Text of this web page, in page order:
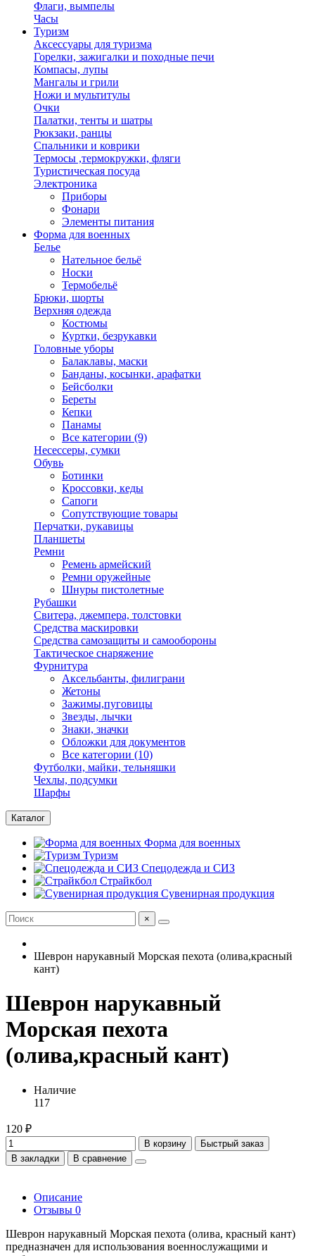
Флаги, вымпелы
Часы
Туризм
Аксессуары для туризма
Горелки, зажигалки и походные печи
Компасы, лупы
Мангалы и грили
Ножи и мультитулы
Очки
Палатки, тенты и шатры
Рюкзаки, ранцы
Спальники и коврики
Термосы ,термокружки, фляги
Туристическая посуда
Электроника
Приборы
Фонари
Элементы питания
Форма для военных
Белье
Нательное бельё
Носки
Термобельё
Брюки, шорты
Верхняя одежда
Костюмы
Куртки, безрукавки
Головные уборы
Балаклавы, маски
Банданы, косынки, арафатки
Бейсболки
Береты
Кепки
Панамы
Все категории (9)
Несессеры, сумки
Обувь
Ботинки
Кроссовки, кеды
Сапоги
Сопутствующие товары
Перчатки, рукавицы
Планшеты
Ремни
Ремень армейский
Ремни оружейные
Шнуры пистолетные
Рубашки
Свитера, джемпера, толстовки
Средства маскировки
Средства самозащиты и самообороны
Тактическое снаряжение
Фурнитура
Аксельбанты, филиграни
Жетоны
Зажимы,пуговицы
Звезды, лычки
Знаки, значки
Обложки для документов
Все категории (10)
Футболки, майки, тельняшки
Чехлы, подсумки
Шарфы
Каталог
Форма для военных
Туризм
Спецодежда и СИЗ
Страйкбол
Сувенирная продукция
×
Шеврон нарукавный Морская пехота (олива,красный
кант)
Шеврон нарукавный
Морская пехота
(олива,красный кант)
Наличие
117
120 ₽
В корзину
Быстрый заказ
В закладки
В сравнение
Описание
Отзывы 0
Шеврон нарукавный Морская пехота (олива, красный кант)
предназначен для использования военнослужащими и